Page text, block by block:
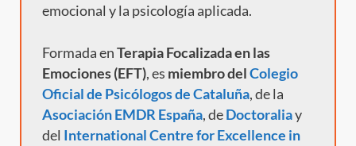
emocional y la psicología aplicada.
Formada enTerapia Focalizada en las
Emociones (EFT), es miembro delColegio
Oficial de Psicólogos de Cataluña, de la
Asociación EMDR España, deDoctoraliay
del International Centre for Excellence in